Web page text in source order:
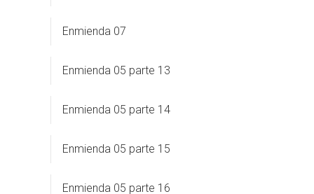
Enmienda 07
Enmienda 05 parte 13
Enmienda 05 parte 14
Enmienda 05 parte 15
Enmienda 05 parte 16